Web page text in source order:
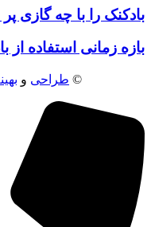
بادکنک را با چه گازی پر
بازه زمانی استفاده از
© طراحی و